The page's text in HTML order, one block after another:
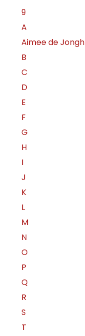
9
A
Aimee de Jongh
B
C
D
E
F
G
H
I
J
K
L
M
N
O
P
Q
R
S
T